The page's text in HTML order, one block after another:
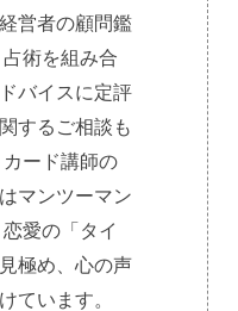
営者の顧問鑑
術を組み合
バイスに定評
するご相談も
ード講師の
マンツーマン
愛の「タイ
極め、心の声
ています。